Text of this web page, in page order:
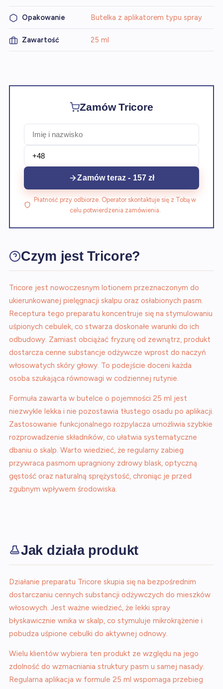
Opakowanie Butelka z aplikatorem typu spray
Zawartość 25 ml
Zamów Tricore
Zamów teraz - 157 zł
Płatność przy odbiorze. Operator skontaktuje się z Tobą w
celu potwierdzenia zamówienia.
Czym jest Tricore?
Tricore jest nowoczesnym lotionem przeznaczonym do
ukierunkowanej pielęgnacji skalpu oraz osłabionych pasm.
Receptura tego preparatu koncentruje się na stymulowaniu
uśpionych cebulek, co stwarza doskonałe warunki do ich
odbudowy. Zamiast obciążać fryzurę od zewnątrz, produkt
dostarcza cenne substancje odżywcze wprost do naczyń
włosowatych skóry głowy. To podejście doceni każda
osoba szukająca równowagi w codziennej rutynie.
Formuła zawarta w butelce o pojemności 25 ml jest
niezwykle lekka i nie pozostawia tłustego osadu po aplikacji.
Zastosowanie funkcjonalnego rozpylacza umożliwia szybkie
rozprowadzenie składników, co ułatwia systematyczne
dbaniu o skalp. Warto wiedzieć, że regularny zabieg
przywraca pasmom upragniony zdrowy blask, optyczną
gęstość oraz naturalną sprężystość, chroniąc je przed
zgubnym wpływem środowiska.
Jak działa produkt
Działanie preparatu Tricore skupia się na bezpośrednim
dostarczaniu cennych substancji odżywczych do mieszków
włosowych. Jest ważne wiedzieć, że lekki spray
błyskawicznie wnika w skalp, co stymuluje mikrokrążenie i
pobudza uśpione cebulki do aktywnej odnowy.
Wielu klientów wybiera ten produkt ze względu na jego
zdolność do wzmacniania struktury pasm u samej nasady.
Regularna aplikacja w formule 25 ml wspomaga przebieg